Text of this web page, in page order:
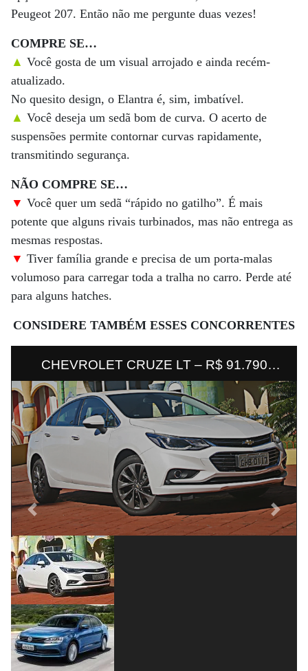
Peugeot 207. Então não me pergunte duas vezes!
COMPRE SE…
▲ Você gosta de um visual arrojado e ainda recém-
atualizado.
No quesito design, o Elantra é, sim, imbatível.
▲ Você deseja um sedã bom de curva. O acerto de
suspensões permite contornar curvas rapidamente,
transmitindo segurança.
NÃO COMPRE SE…
▼ Você quer um sedã “rápido no gatilho”. É mais
potente que alguns rivais turbinados, mas não entrega as
mesmas respostas.
▼ Tiver família grande e precisa de um porta-malas
volumoso para carregar toda a tralha no carro. Perde até
para alguns hatches.
CONSIDERE TAMBÉM ESSES CONCORRENTES
CHEVROLET CRUZE LT – R$ 91.790
Totalmente remodelado, o bonito sedã da
Chevrolet agrada tanto pelo melhor
acabamento interno quanto pela dirigibilidade
Previous Next